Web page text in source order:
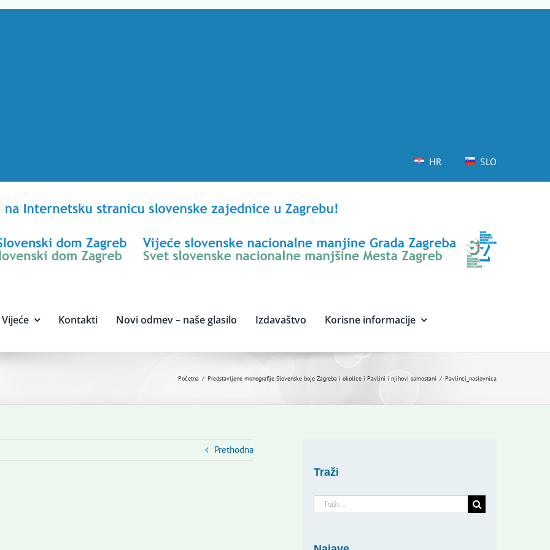
HR SLO
Vijeće Kontakti Novi odmev – naše glasilo Izdavaštvo Korisne informacije
Početna Predstavljene monografije Slovenske boje Zagreba i okolice i Pavlini i njihovi samostani Pavlinci_naslovnica
Prethodna
Traži
Traži...